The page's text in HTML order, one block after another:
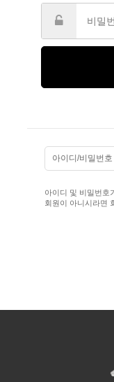
아이디/비밀번호
아이디 및 비밀번호
회원이 아니시라면